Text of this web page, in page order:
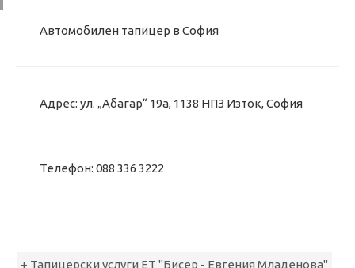
Автомобилен тапицер в София
Адрес: ул. „Абагар“ 19a, 1138 НПЗ Изток, София
Телефон: 088 336 3222
+ Тапицерски услуги ЕТ "Бисер - Евгения Младенова"